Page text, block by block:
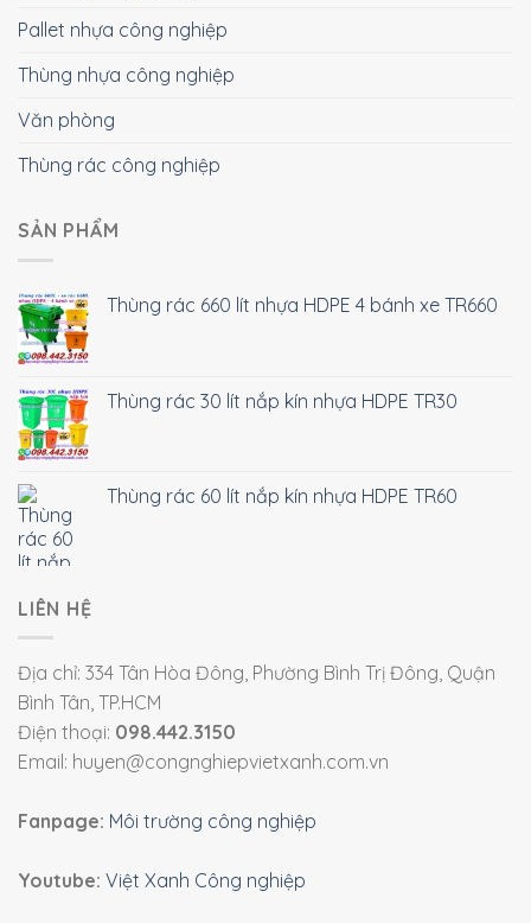
Pallet nhựa công nghiệp
Thùng nhựa công nghiệp
Văn phòng
Thùng rác công nghiệp
SẢN PHẨM
Thùng rác 660 lít nhựa HDPE 4 bánh xe TR660
Thùng rác 30 lít nắp kín nhựa HDPE TR30
Thùng rác 60 lít nắp kín nhựa HDPE TR60
LIÊN HỆ
Địa chỉ: 334 Tân Hòa Đông, Phường Bình Trị Đông, Quận
Bình Tân, TP.HCM
Điện thoại: 098.442.3150
Email: huyen@congnghiepvietxanh.com.vn
Fanpage: Môi trường công nghiệp
Youtube: Việt Xanh Công nghiệp